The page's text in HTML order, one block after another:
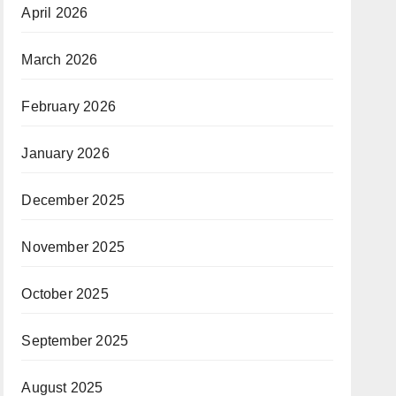
April 2026
March 2026
February 2026
January 2026
December 2025
November 2025
October 2025
September 2025
August 2025